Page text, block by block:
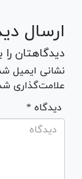
ارسال
دیدگاهتان را
نشانی ایمیل
علامت‌گذاری
* دیدگاه